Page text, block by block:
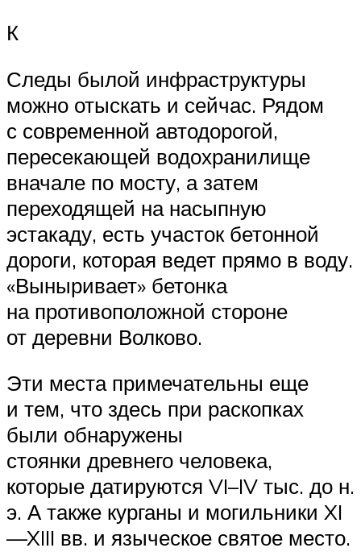
К
Следы былой инфраструктуры
можно отыскать и сейчас. Рядом
с современной автодорогой,
пересекающей водохранилище
вначале по мосту, а затем
переходящей на насыпную
эстакаду, есть участок бетонной
дороги, которая ведет прямо в воду.
«Выныривает» бетонка
на противоположной стороне
от деревни Волково.
Эти места примечательны еще
и тем, что здесь при раскопках
были обнаружены
стоянки древнего человека,
которые датируются VI–IV тыс. до н.
э. А также курганы и могильники XI
—XIII вв. и языческое святое место.